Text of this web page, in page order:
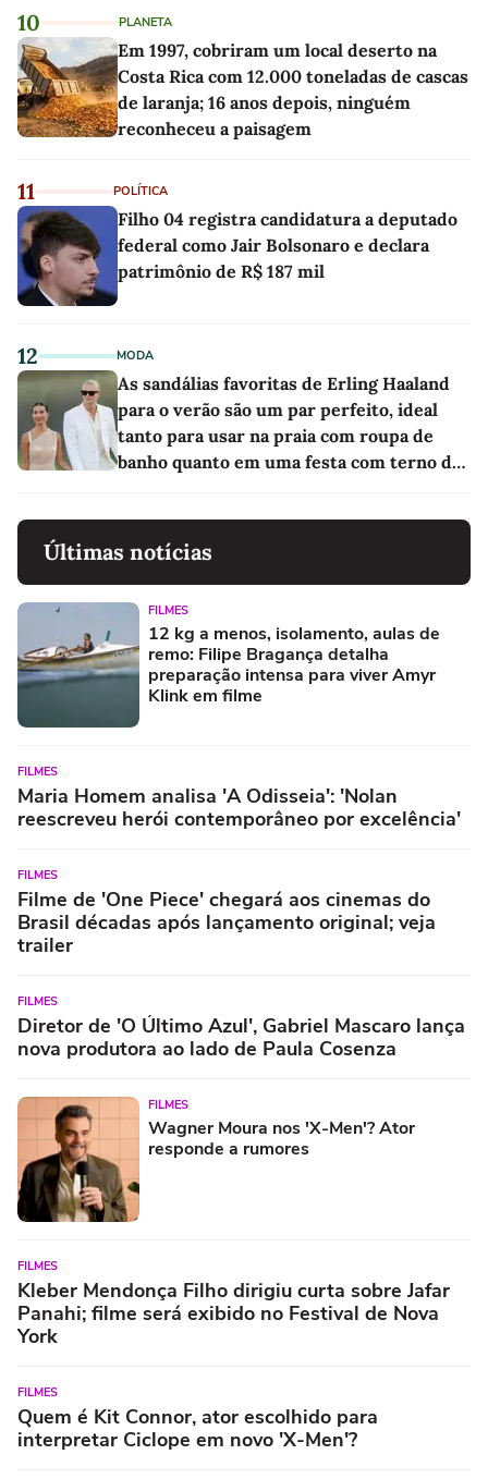
10 PLANETA
Em 1997, cobriram um local deserto na
Costa Rica com 12.000 toneladas de cascas
de laranja; 16 anos depois, ninguém
reconheceu a paisagem
11 POLÍTICA
Filho 04 registra candidatura a deputado
federal como Jair Bolsonaro e declara
patrimônio de R$ 187 mil
12 MODA
As sandálias favoritas de Erling Haaland
para o verão são um par perfeito, ideal
tanto para usar na praia com roupa de
banho quanto em uma festa com terno de
Últimas notícias
FILMES
12 kg a menos, isolamento, aulas de
remo: Filipe Bragança detalha
preparação intensa para viver Amyr
Klink em filme
FILMES
Maria Homem analisa 'A Odisseia': 'Nolan
reescreveu herói contemporâneo por excelência'
FILMES
Filme de 'One Piece' chegará aos cinemas do
Brasil décadas após lançamento original; veja
trailer
FILMES
Diretor de 'O Último Azul', Gabriel Mascaro lança
nova produtora ao lado de Paula Cosenza
FILMES
Wagner Moura nos 'X-Men'? Ator
responde a rumores
FILMES
Kleber Mendonça Filho dirigiu curta sobre Jafar
Panahi; filme será exibido no Festival de Nova
York
FILMES
Quem é Kit Connor, ator escolhido para
interpretar Ciclope em novo 'X-Men'?